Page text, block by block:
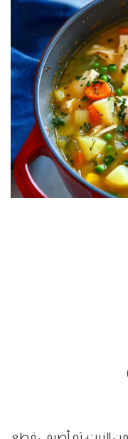
من الزيت، ثم أضيفي قطع